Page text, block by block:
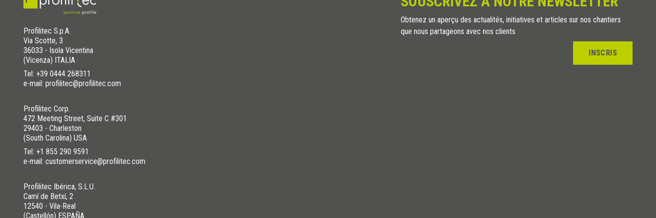
Profilitec S.p.A.
Via Scotte, 3
36033 - Isola Vicentina
(Vicenza) ITALIA
Tel: +39 0444 268311
e-mail: profilitec@profilitec.com
Profilitec Corp.
472 Meeting Street, Suite C #301
29403 - Charleston
(South Carolina) USA
Tel: +1 855 290 9591
e-mail: customerservice@profilitec.com
Profilitec Ibérica, S.L.U.
Camí de Betxí, 2
12540 - Vila-Real
(Castellón) ESPAÑA
Obtenez un aperçu des actualités, initiatives et articles sur nos chantiers
que nous partageons avec nos clients
INSCRIS